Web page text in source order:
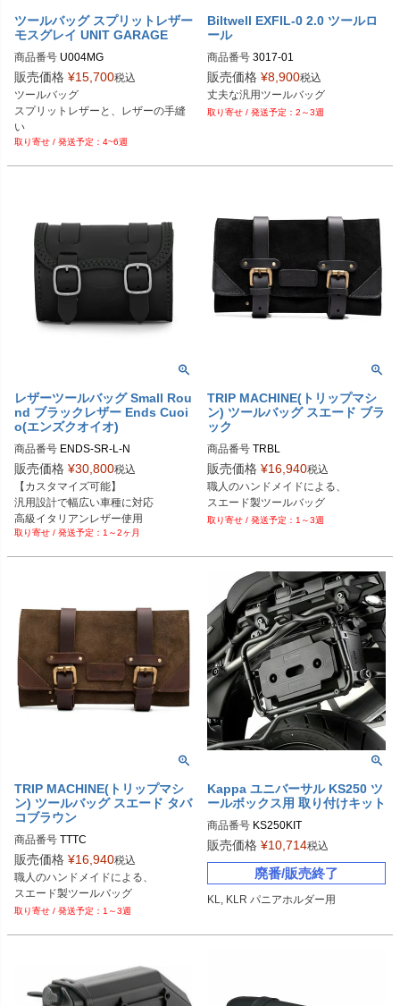
ツールバッグ スプリットレザー
モスグレイ UNIT GARAGE
商品番号
販売価格 ¥15,700税込
ツールバッグ
スプリットレザーと、レザーの手縫
い
4~6週
Biltwell EXFIL-0 2.0 ツールロ
ール
商品番号 3017-01
3OT：3510-0179
Biltwell（ビルトウェル）
販売価格 ¥8,900税込
丈夫な汎用ツールバッグ
2～3週
レザーツールバッグ Small Rou
nd ブラックレザー Ends Cuoi
o(エンズクオイオ)
商品番号 ENDS-SR-L-N
SR.L.N
メーカーサイト：https://www.endscu
oio.com/product/small-round/
販売価格 ¥30,800税込
【カスタマイズ可能】
汎用設計で幅広い車種に対応
高級イタリアンレザー使用
1～2ヶ月
TRIP MACHINE(トリップマシ
ン) ツールバッグ スエード ブラ
ック
商品番号 TRBL
MCS型番：995596
販売価格 ¥16,940税込
職人のハンドメイドによる、
スエード製ツールバッグ
1～3週
TRIP MACHINE(トリップマシ
ン) ツールバッグ スエード タバ
コブラウン
商品番号 TTTC
MCS型番：995593
販売価格 ¥16,940税込
職人のハンドメイドによる、
スエード製ツールバッグ
1～3週
Kappa ユニバーサル KS250 ツ
ールボックス用 取り付けキット
商品番号 KS250KIT
販売価格 ¥10,714税込
廃番/販売終了
KL, KLR パニアホルダー用